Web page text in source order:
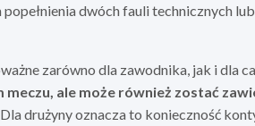
dwóch fauli technicznych
zarówno dla zawodnika, jak i dla
ale może również zostać
Dla drużyny oznacza to konieczność